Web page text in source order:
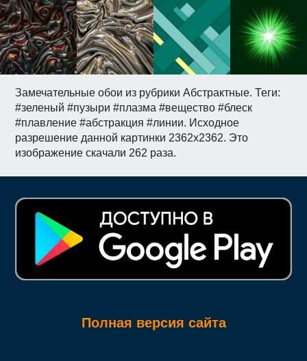
Замечательные обои из рубрики Абстрактные. Теги:
#зеленый #пузыри #плазма #вещество #блеск
#плавление #абстракция #линии. Исходное
разрешение данной картинки 2362x2362. Это
изображение скачали 262 раза.
Полная версия сайта